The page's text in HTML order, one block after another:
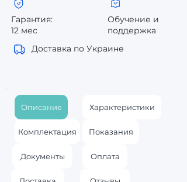
Гарантия:
12 мес
Обучение и
поддержка
Доставка по Украине
Описание
Комплектация
Документы
Характеристики
Показания
Оплата